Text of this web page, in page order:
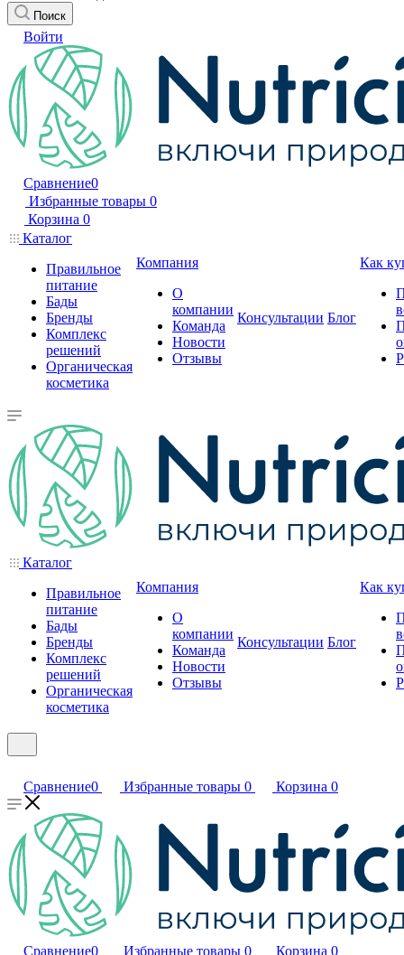
Поиск
Войти
Сравнение0
Избранные товары 0
Корзина 0
Каталог
Правильное
питание
Бады
Бренды
Комплекс
решений
Органическая
косметика
Компания
О
компании
Команда
Новости
Отзывы
Консультации Блог
Как
Каталог
Правильное
питание
Бады
Бренды
Комплекс
решений
Органическая
косметика
Компания
О
компании
Команда
Новости
Отзывы
Консультации Блог
Как
Сравнение0 Избранные товары 0 Корзина 0
Сравнение0 Избранные товары 0 Корзина 0